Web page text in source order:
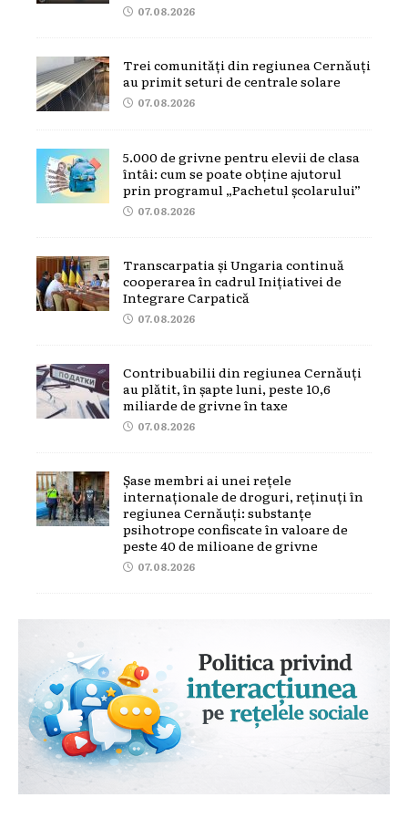
07.08.2026
Trei comunități din regiunea Cernăuți
au primit seturi de centrale solare
07.08.2026
5.000 de grivne pentru elevii de clasa
întâi: cum se poate obține ajutorul
prin programul „Pachetul școlarului”
07.08.2026
Transcarpatia și Ungaria continuă
cooperarea în cadrul Inițiativei de
Integrare Carpatică
07.08.2026
Contribuabilii din regiunea Cernăuți
au plătit, în șapte luni, peste 10,6
miliarde de grivne în taxe
07.08.2026
Șase membri ai unei rețele
internaționale de droguri, reținuți în
regiunea Cernăuți: substanțe
psihotrope confiscate în valoare de
peste 40 de milioane de grivne
07.08.2026